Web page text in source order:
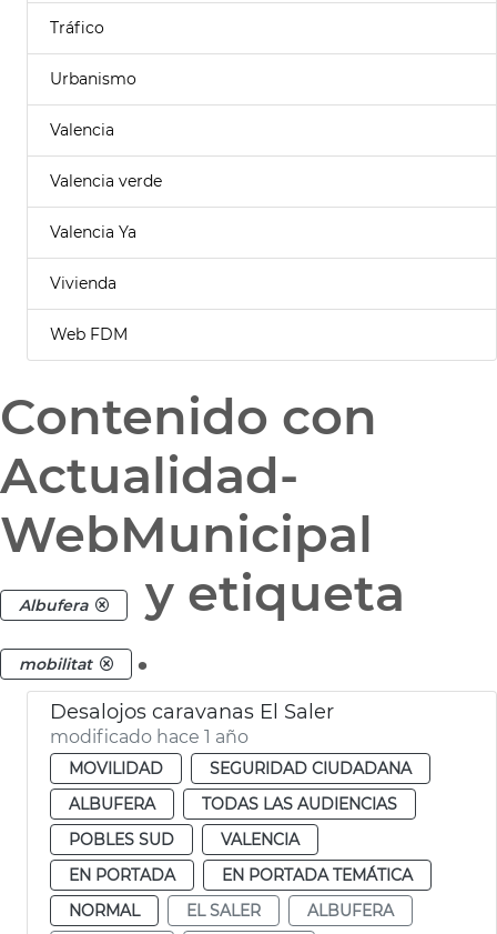
Tráfico
Urbanismo
Valencia
Valencia verde
Valencia Ya
Vivienda
Web FDM
Contenido con
Actualidad-
WebMunicipal
Albufera y etiqueta
mobilitat .
Desalojos caravanas El Saler
modificado hace 1 año
MOVILIDAD
SEGURIDAD CIUDADANA
ALBUFERA
TODAS LAS AUDIENCIAS
POBLES SUD
VALENCIA
EN PORTADA
EN PORTADA TEMÁTICA
NORMAL
EL SALER
ALBUFERA